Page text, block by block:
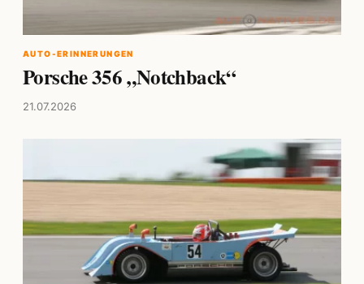
AUTO-ERINNERUNGEN
Porsche 356 „Notchback“
21.07.2026